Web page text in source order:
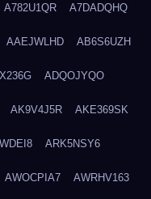
A782U1QR A7DADQHQ
AAEJWLHD AB6S6UZH
ADQOJYQO
AK9V4J5R AKE369SK
ARK5NSY6
AWOCPIA7 AWRHV163